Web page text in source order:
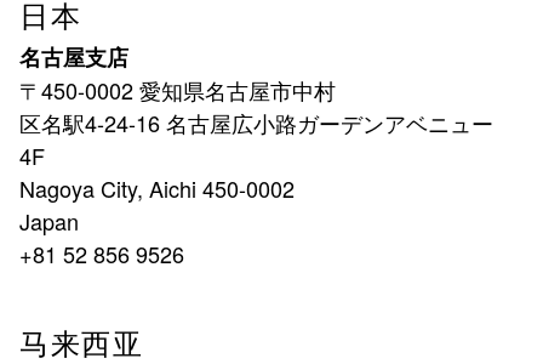
日本
名古屋支店
〒450-0002 愛知県名古屋市中村
区名駅4-24-16 名古屋広小路ガーデンアベニュー
4F
Nagoya City, Aichi 450-0002
Japan
+81 52 856 9526
马来西亚